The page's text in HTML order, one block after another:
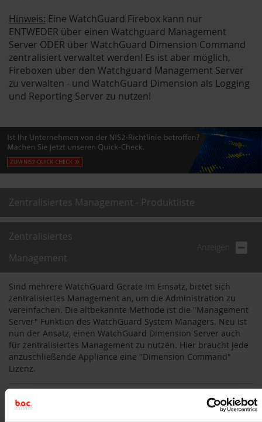
Hinweis: Eine WatchGuard Firebox kann nur
ENTWEDER über einen Watchguard Management
Server ODER über WatchGuard Dimension Command
zentralisiert verwaltet werden! Es ist aber möglich,
Fireboxen über den Watchguard Management Server
zu verwalten - und WatchGuard Dimension als Logging
und Reporting Server zu nutzen!
Zentralisiertes Management - Produktliste
Zentralisiertes
Management
Anzeigen
Sind mehrere WatchGuard Geräte im Einsatz, bietet sich
zentralisiertes Management an, um die Administration zu
vereinfachen. Die altbekannte Methode ist die "Management
Server" Funktion des WatchGuard System Managers. Neu ist
nun der Ansatz, einen WatchGuard Dimension Server auch
für zentralisiertes Management zu nutzen. Hier braucht jede
anzuschließende Appliance eine "Dimension Command"
Lizenz.
Dimension Command